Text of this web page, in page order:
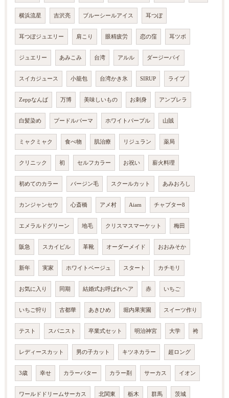
横浜流星 吉沢亮 ブルーシールアイス 耳つぼ
耳つぼジュエリー 肩こり 眼精疲労 恋の窪 耳ツボ
ジュエリー あみこみ 台湾 アルル ダージーパイ
スイカジュース 小籠包 台湾かき氷 SIRUP ライブ
Zeppなんば 万博 美味しいもの お刺身 アンブレラ
白髪染め プードルパーマ ホワイトパープル 山賊
ミャクミャク 食べ物 肌治療 リジュラン 薬局
クリニック 初 セルフカラー お祝い 薪火料理
初めてのカラー バージン毛 スクールカット あみおろし
カンジャンセウ 心斎橋 アメ村 Aiam チャプター8
エメラルドグリーン 地毛 クリスマスマーケット 梅田
阪急 スカイビル 革靴 オーダーメイド おおみそか
新年 実家 ホワイトベージュ スタート カチモリ
お気に入り 同期 結婚式お呼ばれヘア 赤 いちご
いちご狩り 古都華 あきひめ 堀内果実園 スイーツ作り
テスト スパニスト 卒業式セット 明治神宮 大学 袴
レディースカット 男の子カット キツネカラー 超ロング
3歳 幸せ カラーバター カラー剤 サーカス イオン
ワールドドリームサーカス 北関東 栃木 群馬 茨城